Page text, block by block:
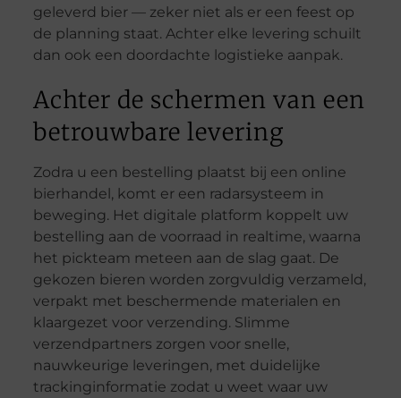
geleverd bier — zeker niet als er een feest op
de planning staat. Achter elke levering schuilt
dan ook een doordachte logistieke aanpak.
Achter de schermen van een
betrouwbare levering
Zodra u een bestelling plaatst bij een online
bierhandel, komt er een radarsysteem in
beweging. Het digitale platform koppelt uw
bestelling aan de voorraad in realtime, waarna
het pickteam meteen aan de slag gaat. De
gekozen bieren worden zorgvuldig verzameld,
verpakt met beschermende materialen en
klaargezet voor verzending. Slimme
verzendpartners zorgen voor snelle,
nauwkeurige leveringen, met duidelijke
trackinginformatie zodat u weet waar uw